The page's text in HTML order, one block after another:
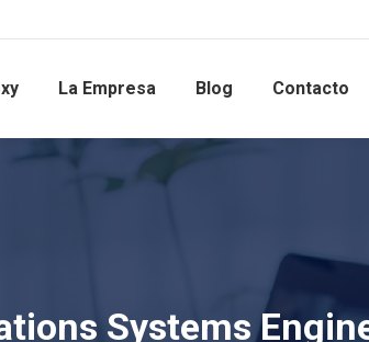
La Empresa Blog Contacto
Systems